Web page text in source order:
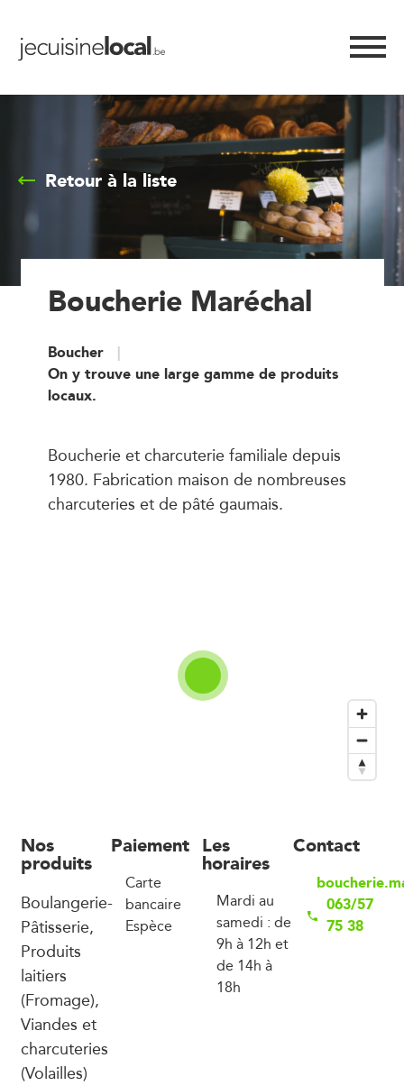
Retour à la liste
Boucherie Maréchal
Boucher
On y trouve une large gamme de produits
locaux.
Boucherie et charcuterie familiale depuis
1980. Fabrication maison de nombreuses
charcuteries et de pâté gaumais.
Nos
produits
Boulangerie-
Pâtisserie,
Produits
laitiers
(Fromage),
Viandes et
charcuteries
(Volailles)
Paiement
Carte
bancaire
Espèce
Les
horaires
Mardi au
samedi : de
9h à 12h et
de 14h à
18h
Contact
063/57
75 38